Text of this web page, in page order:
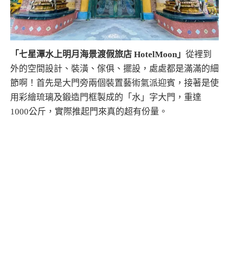
「七星潭水上明月海景渡假旅店 HotelMoon」 從裡到
外的空間設計、裝潢、傢俱、擺設，處處都是滿滿的細
節啊！首先是大門旁兩個裝置藝術氣派迎賓，接著是使
用彩繪琉璃及鍛造門框製成的「水」字大門，重達
1000公斤，實際推起門來真的超有份量。